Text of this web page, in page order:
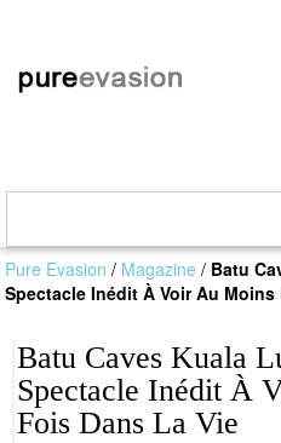
Pure Evasion / Magazine / Batu
Spectacle Inédit À Voir Au
Batu Caves Kuala
Spectacle Inédit À
Fois Dans La Vie